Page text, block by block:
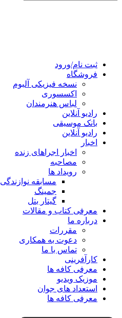
ثبت نام/ورود
فروشگاه
نسخه فیزیکی آلبوم
اکسسوری
لباس هنرمندان
رادیو آنلاین
بانک موسیقی
رادیو آنلاین
اخبار
اخبار اجراهای زنده
مصاحبه
رویداد ها
مسابقه نوازندگی
جمینگ
گیتار بتل
معرفی کتاب و مقالات
درباره ما
مقررات
دعوت به همکاری
تماس با ما
کارآفرینی
معرفی کافه ها
موزیک ویدیو
استعداد های جوان
معرفی کافه ها